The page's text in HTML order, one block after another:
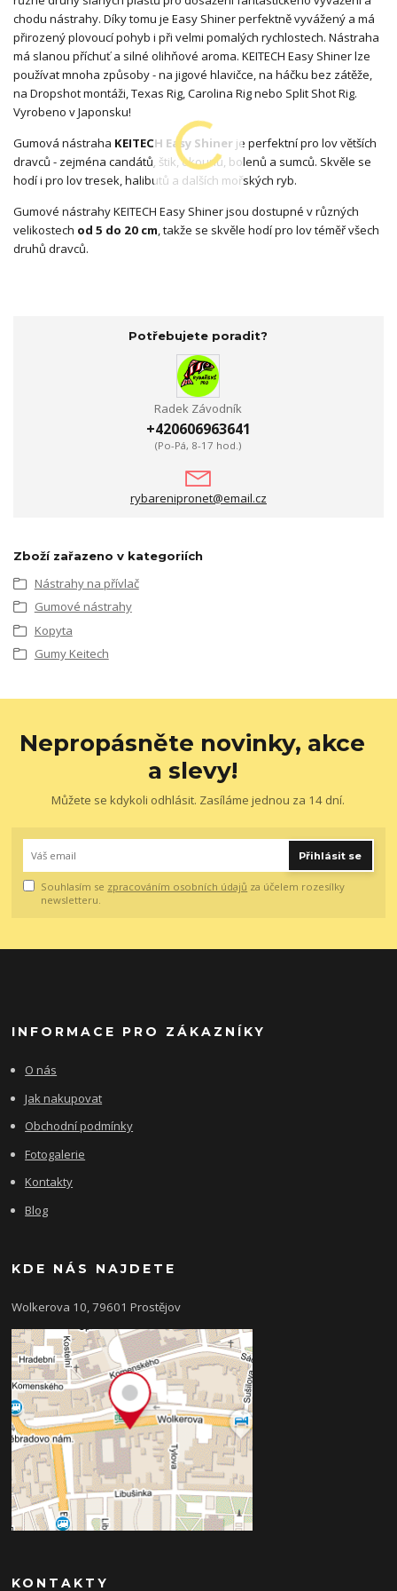
chodu nástrahy. Díky tomu je Easy Shiner perfektně vyvážený a má
přirozený plovoucí pohyb i při velmi pomalých rychlostech. Nástraha
má slanou příchuť a silné olihňové aroma. KEITECH Easy Shiner lze
používat mnoha způsoby - na jigové hlavičce, na háčku bez zátěže,
na Dropshot montáži, Texas Rig, Carolina Rig nebo Split Shot Rig.
Vyrobeno v Japonsku!
Gumová nástraha KEITECH Easy Shiner je perfektní pro lov větších
dravců - zejména candátů, štik, okounů, bolenů a sumců. Skvěle se
hodí i pro lov tresek, halibutů a dalších mořských ryb.
Gumové nástrahy KEITECH Easy Shiner jsou dostupné v různých
velikostech od 5 do 20 cm, takže se skvěle hodí pro lov téměř všech
druhů dravců.
Potřebujete poradit?
Radek Závodník
+420606963641
(Po-Pá, 8-17 hod.)
rybarenipronet@email.cz
Zboží zařazeno v kategoriích
Nástrahy na přívlač
Gumové nástrahy
Kopyta
Gumy Keitech
Nepropásněte novinky, akce
a slevy!
Můžete se kdykoli odhlásit. Zasíláme jednou za 14 dní.
Přihlásit se
Souhlasím se zpracováním osobních údajů za účelem rozesílky
newsletteru.
INFORMACE PRO ZÁKAZNÍKY
O nás
Jak nakupovat
Obchodní podmínky
Fotogalerie
Kontakty
Blog
KDE NÁS NAJDETE
Wolkerova 10, 79601 Prostějov
KONTAKTY